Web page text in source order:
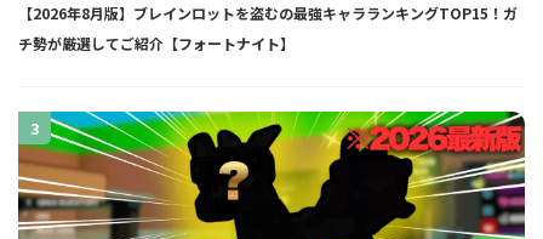
【2026年8月版】ブレインロットを盗むの最強キャラランキングTOP15！ガ
チ勢が厳選してご紹介【フォートナイト】
3